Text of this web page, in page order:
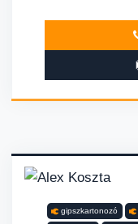
gipszkartonozó